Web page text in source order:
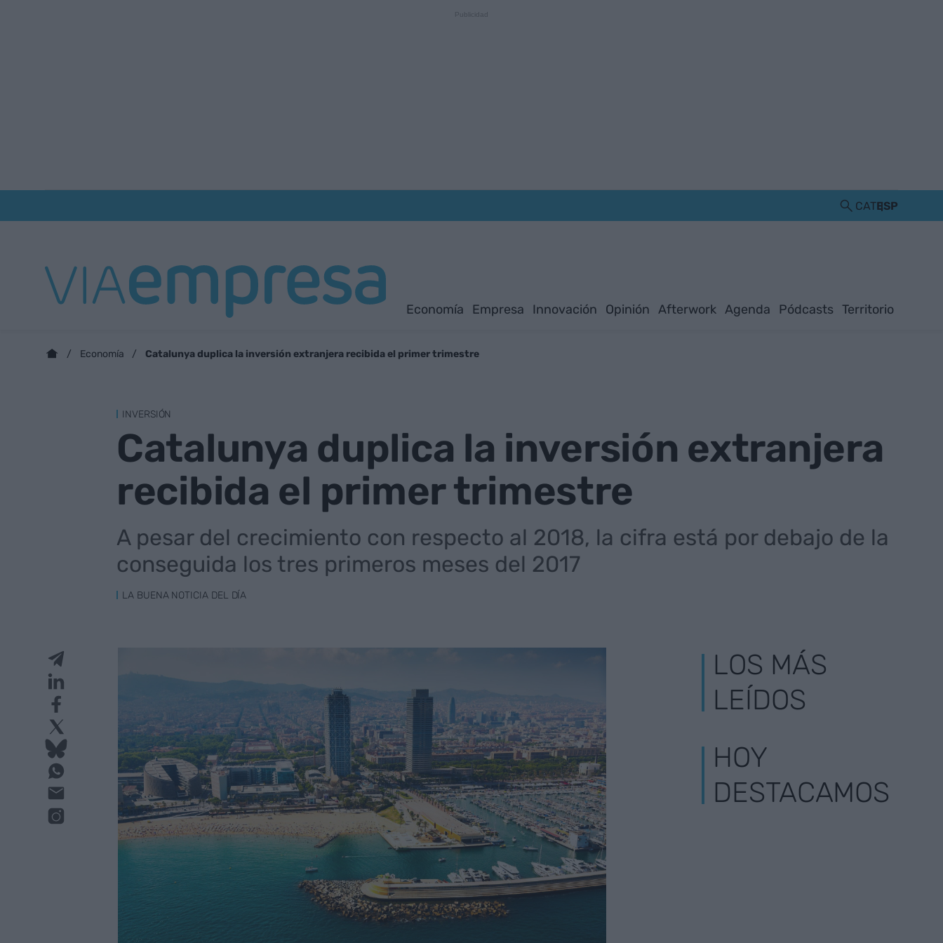
CATESP
Economía Empresa Innovación Opinión Afterwork Agenda Pódcasts Territorio
Economía Catalunya duplica la inversión extranjera recibida el primer trimestre
INVERSIÓN
Catalunya duplica la inversión extranjera
recibida el primer trimestre
A pesar del crecimiento con respecto al 2018, la cifra está por debajo de la
conseguida los tres primeros meses del 2017
LA BUENA NOTICIA DEL DÍA
LOS MÁS
LEÍDOS
HOY
DESTACAMOS